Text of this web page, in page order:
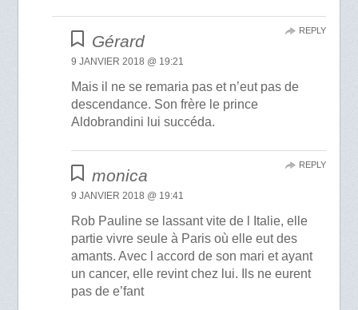
Gérard
9 JANVIER 2018 @ 19:21
Mais il ne se remaria pas et n’eut pas de
descendance. Son frère le prince
Aldobrandini lui succéda.
REPLY
monica
9 JANVIER 2018 @ 19:41
Rob Pauline se lassant vite de l Italie, elle
partie vivre seule à Paris où elle eut des
amants. Avec l accord de son mari et ayant
un cancer, elle revint chez lui. Ils ne eurent
pas de e’fant
REPLY